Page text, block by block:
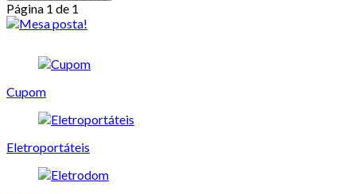
Página 1 de 1
Cupom
Eletroportáteis